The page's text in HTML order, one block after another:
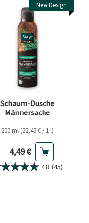
New Design
Schaum-Dusche
Männersache
200 ml (22,45 € / 1 l)
Aktueller Preis
4,49 €
4.8 (45)